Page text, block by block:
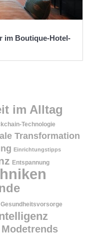
im Boutique-Hotel-
im Alltag
Technologie
Transformation
Einrichtungstipps
Entspannung
Gesundheitsvorsorge
Modetrends